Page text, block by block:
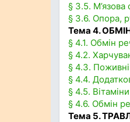
§ 3.5.
§ 3.6. Опора,
Тема 4.
§ 4.1. Обмін
§ 4.2.
§ 4.3.
§ 4.4.
§ 4.5. Вітаміни
§ 4.6. Обмін
Тема 5.